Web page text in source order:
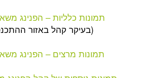
כלליות – הפנינג משאבי אנוש
(בעיקר קהל באזור ההתכנסות)
מרצים – הפנינג משאבי אנוש